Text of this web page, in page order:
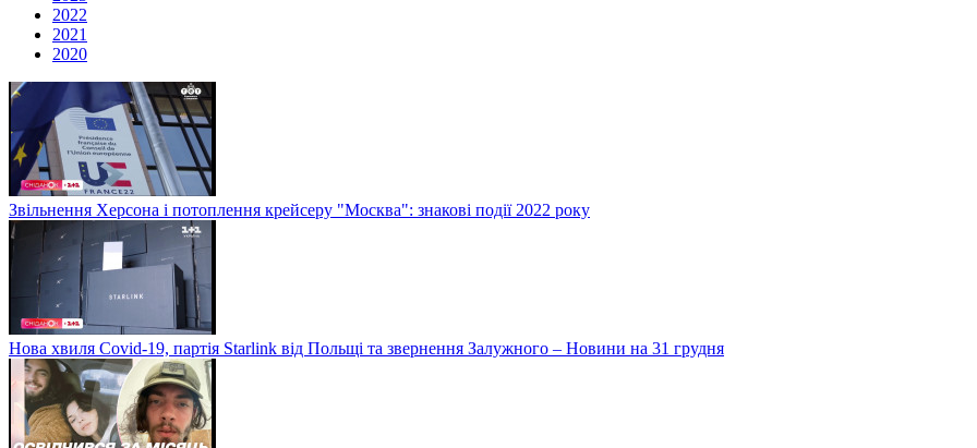
2022
2021
2020
Звільнення Херсона і потоплення крейсеру "Москва": знакові події 2022 року
Нова хвиля Covid-19, партія Starlink від Польщі та звернення Залужного – Новини на 31 грудня